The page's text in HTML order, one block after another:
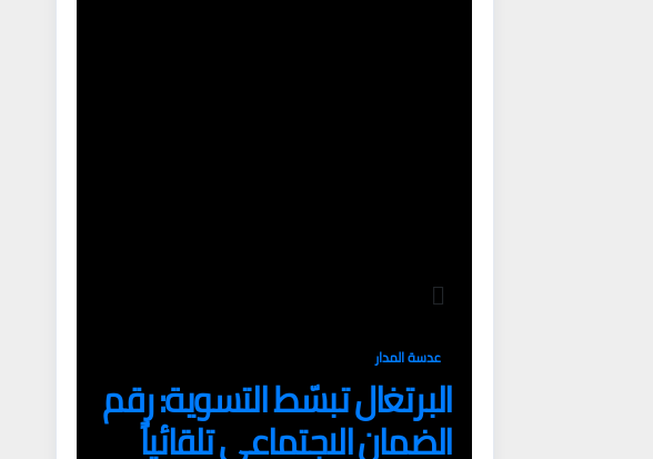
عدسة المدار
البرتغال تبسّط التسوية: رقم
الضمان الاجتماعي تلقائياً